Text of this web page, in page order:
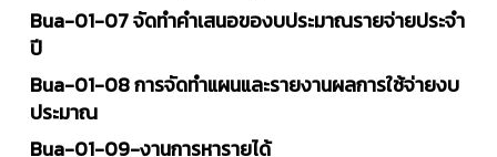
Bua-01-07 จัดทำคำเสนอของบประมาณรายจ่ายประจำ
ปี
Bua-01-08 การจัดทำแผนและรายงานผลการใช้จ่ายงบ
ประมาณ
Bua-01-09-งานการหารายได้